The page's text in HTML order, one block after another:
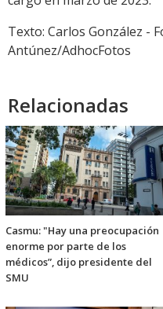
Texto: Carlos González -
Antúnez/AdhocFotos
Relacionadas
Casmu: "Hay una preocupación
enorme por parte de los
médicos”, dijo presidente del
SMU